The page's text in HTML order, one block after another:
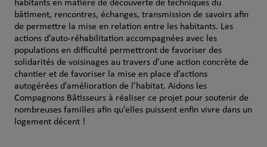
habitants en matière de découverte de techniques du
bâtiment, rencontres, échanges, transmission de savoirs afin
de permettre la mise en relation entre les habitants. Les
actions d’auto-réhabilitation accompagnées avec les
populations en difficulté permettront de favoriser des
solidarités de voisinages au travers d’une action concrète de
chantier et de favoriser la mise en place d’actions
autogérées d’amélioration de l’habitat. Aidons les
Compagnons Bâtisseurs à réaliser ce projet pour soutenir de
nombreuses familles afin qu’elles puissent enfin vivre dans un
logement décent !